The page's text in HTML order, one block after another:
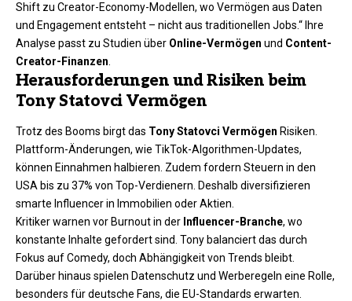
Shift zu Creator-Economy-Modellen, wo Vermögen aus Daten
und Engagement entsteht – nicht aus traditionellen Jobs.“ Ihre
Analyse passt zu Studien über Online-Vermögen und Content-
Creator-Finanzen
Herausforderungen und Risiken beim
Tony Statovci Vermögen
Trotz des Booms birgt das Tony Statovci Vermögen Risiken.
Plattform-Änderungen, wie TikTok-Algorithmen-Updates,
können Einnahmen halbieren. Zudem fordern Steuern in den
USA bis zu 37% von Top-Verdienern. Deshalb diversifizieren
smarte Influencer in Immobilien oder Aktien.​
Kritiker warnen vor Burnout in der Influencer-Branche, wo
konstante Inhalte gefordert sind. Tony balanciert das durch
Fokus auf Comedy, doch Abhängigkeit von Trends bleibt.
Darüber hinaus spielen Datenschutz und Werberegeln eine Rolle,
besonders für deutsche Fans, die EU-Standards erwarten.